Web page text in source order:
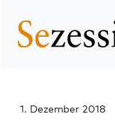
1. Dezember 2018